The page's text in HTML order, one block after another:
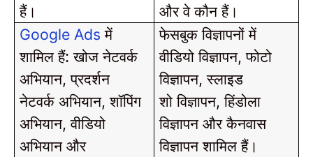
हैं।
और वे कौन हैं।
Google Adsमें
शामिल हैं: खोज नेटवर्क
अभियान,प्रदर्शन
नेटवर्क अभियान,शॉपिंग
अभियान,वीडियो
अभियान और
फेसबुक विज्ञापनों में
वीडियो विज्ञापन,फोटो
विज्ञापन,स्लाइड
शो विज्ञापन,हिंडोला
विज्ञापन और कैनवास
विज्ञापन शामिल हैं।